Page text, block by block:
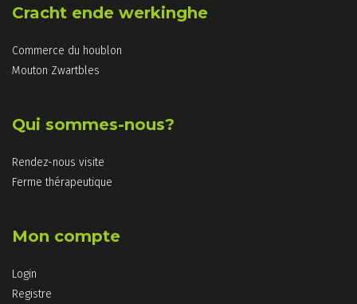
Cracht ende werkinghe
Commerce du houblon
Mouton Zwartbles
Qui sommes-nous?
Rendez-nous visite
Ferme thérapeutique
Mon compte
Login
Registre